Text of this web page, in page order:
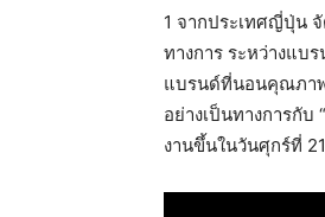
1 จากประเทศญี่ปุ่น จั
ทางการ ระหว่างแบ
แบรนด์ที่นอนคุณภาพ
อย่างเป็นทางการกับ
งานขึ้นในวันศุกร์ที่